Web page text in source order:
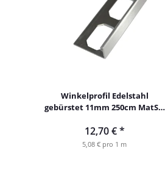
Winkelprofil Edelstahl
gebürstet 11mm 250cm MatSt.
12,70 €*
5,08 € pro 1 m